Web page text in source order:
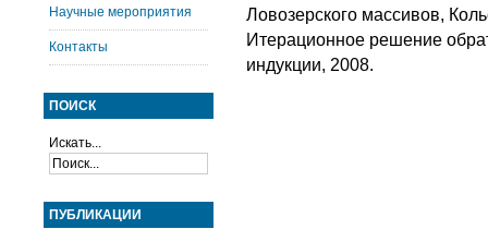
Ловозерского массивов,
Итерационное решение
индукции, 2008.
Научные мероприятия
Контакты
ПОИСК
Искать...
ПУБЛИКАЦИИ